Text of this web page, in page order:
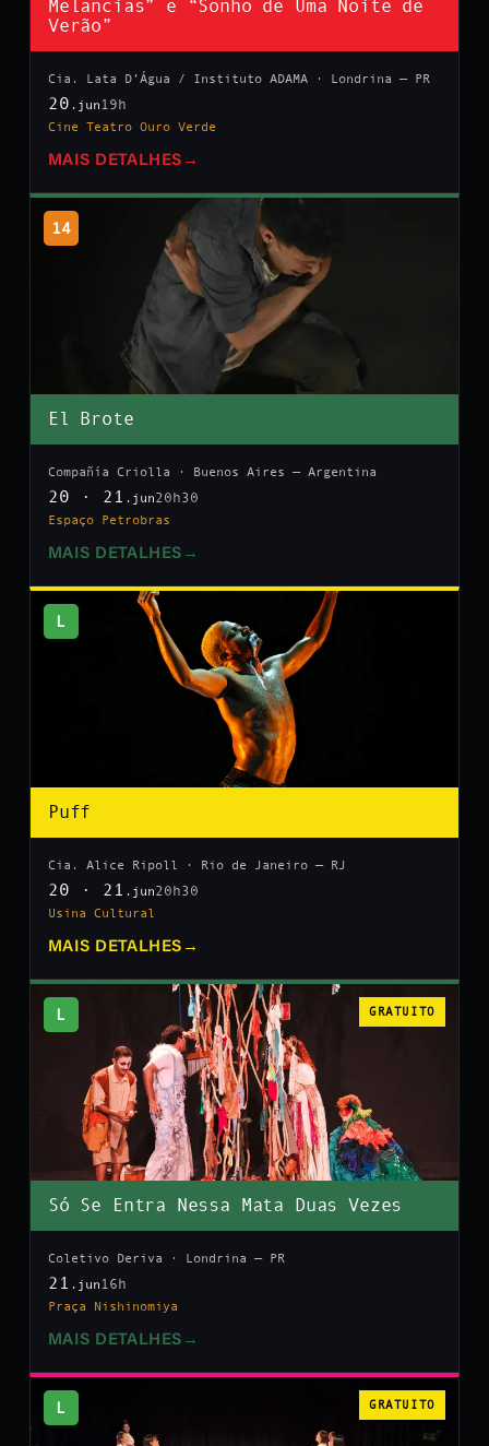
Melancias” e “Sonho de Uma Noite de
Verão”
Cia. Lata D’Água / Instituto ADAMA · Londrina — PR
20 .jun 19h
Cine Teatro Ouro Verde
MAIS DETALHES →
14
El Brote
Compañía Criolla · Buenos Aires — Argentina
20 · 21 .jun20h30
Espaço Petrobras
MAIS DETALHES →
L
Puff
Cia. Alice Ripoll · Rio de Janeiro — RJ
20 · 21 .jun20h30
Usina Cultural
MAIS DETALHES →
L GRATUITO
Só Se Entra Nessa Mata Duas Vezes
Coletivo Deriva · Londrina — PR
21 .jun 16h
Praça Nishinomiya
MAIS DETALHES →
L GRATUITO